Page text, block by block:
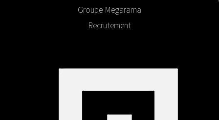
Groupe Megarama
Recrutement